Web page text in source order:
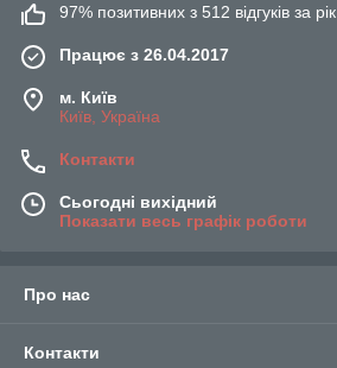
97% позитивних з 512 відгуків за рік
Працює з 26.04.2017
м. Київ
Київ, Україна
Контакти
Сьогодні вихідний
Показати весь графік роботи
Про нас
Контакти